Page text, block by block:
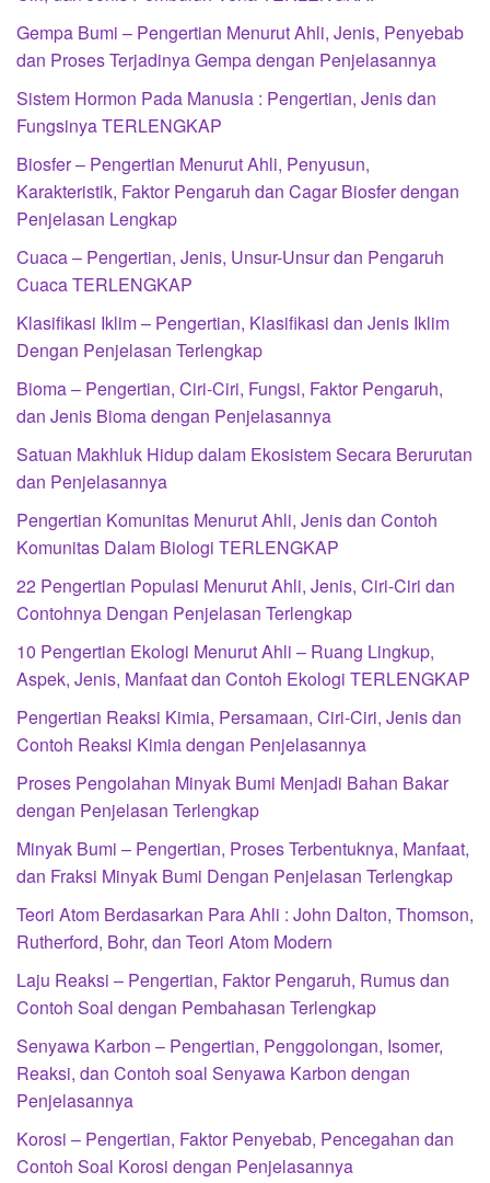
Gempa Bumi – Pengertian Menurut Ahli, Jenis, Penyebab
dan Proses Terjadinya Gempa dengan Penjelasannya
Sistem Hormon Pada Manusia : Pengertian, Jenis dan
Fungsinya TERLENGKAP
Biosfer – Pengertian Menurut Ahli, Penyusun,
Karakteristik, Faktor Pengaruh dan Cagar Biosfer dengan
Penjelasan Lengkap
Cuaca – Pengertian, Jenis, Unsur-Unsur dan Pengaruh
Cuaca TERLENGKAP
Klasifikasi Iklim – Pengertian, Klasifikasi dan Jenis Iklim
Dengan Penjelasan Terlengkap
Bioma – Pengertian, Ciri-Ciri, Fungsi, Faktor Pengaruh,
dan Jenis Bioma dengan Penjelasannya
Satuan Makhluk Hidup dalam Ekosistem Secara Berurutan
dan Penjelasannya
Pengertian Komunitas Menurut Ahli, Jenis dan Contoh
Komunitas Dalam Biologi TERLENGKAP
22 Pengertian Populasi Menurut Ahli, Jenis, Ciri-Ciri dan
Contohnya Dengan Penjelasan Terlengkap
10 Pengertian Ekologi Menurut Ahli – Ruang Lingkup,
Aspek, Jenis, Manfaat dan Contoh Ekologi TERLENGKAP
Pengertian Reaksi Kimia, Persamaan, Ciri-Ciri, Jenis dan
Contoh Reaksi Kimia dengan Penjelasannya
Proses Pengolahan Minyak Bumi Menjadi Bahan Bakar
dengan Penjelasan Terlengkap
Minyak Bumi – Pengertian, Proses Terbentuknya, Manfaat,
dan Fraksi Minyak Bumi Dengan Penjelasan Terlengkap
Teori Atom Berdasarkan Para Ahli : John Dalton, Thomson,
Rutherford, Bohr, dan Teori Atom Modern
Laju Reaksi – Pengertian, Faktor Pengaruh, Rumus dan
Contoh Soal dengan Pembahasan Terlengkap
Senyawa Karbon – Pengertian, Penggolongan, Isomer,
Reaksi, dan Contoh soal Senyawa Karbon dengan
Penjelasannya
Korosi – Pengertian, Faktor Penyebab, Pencegahan dan
Contoh Soal Korosi dengan Penjelasannya